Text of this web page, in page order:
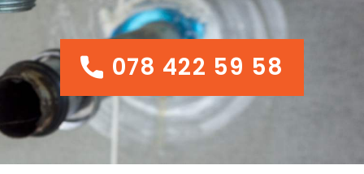
078 422 59 58
078 422 59 58